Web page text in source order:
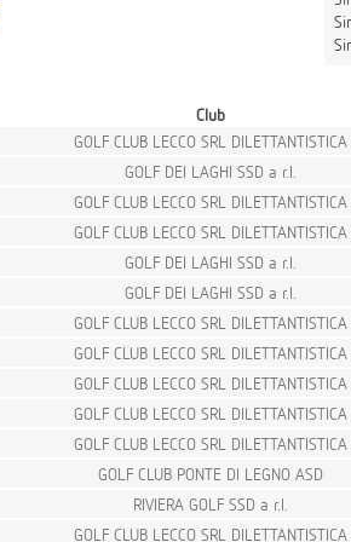
Club
GOLF CLUB LECCO SRL DILETTANTISTICA
GOLF DEI LAGHI SSD a r.l.
GOLF CLUB LECCO SRL DILETTANTISTICA
GOLF CLUB LECCO SRL DILETTANTISTICA
GOLF DEI LAGHI SSD a r.l.
GOLF DEI LAGHI SSD a r.l.
GOLF CLUB LECCO SRL DILETTANTISTICA
GOLF CLUB LECCO SRL DILETTANTISTICA
GOLF CLUB LECCO SRL DILETTANTISTICA
GOLF CLUB LECCO SRL DILETTANTISTICA
GOLF CLUB LECCO SRL DILETTANTISTICA
GOLF CLUB PONTE DI LEGNO ASD
RIVIERA GOLF SSD a r.l.
GOLF CLUB LECCO SRL DILETTANTISTICA